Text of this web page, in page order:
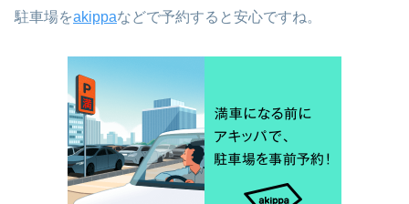
駐車場をakippaなどで予約すると安心ですね。